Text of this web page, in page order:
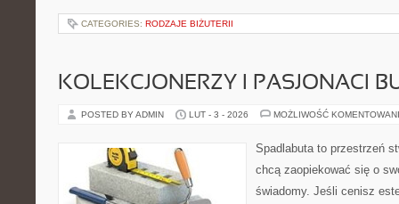
CATEGORIES: RODZAJE BIŻUTERII
KOLEKCJONERZY I PASJONACI
POSTED BY ADMIN LUT - 3 - 2026 MOŻLIWOŚĆ
Spadlabuta to przestrzeń
chcą zaopiekować się o
świadomy. Jeśli cenisz